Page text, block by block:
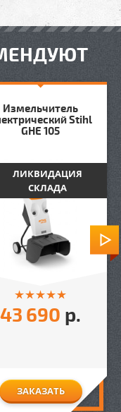
Измельчитель
Stihl
GHE 105
ЛИКВИДАЦИЯ
СКЛАДА
43 690 р.
ЗАКАЗАТЬ